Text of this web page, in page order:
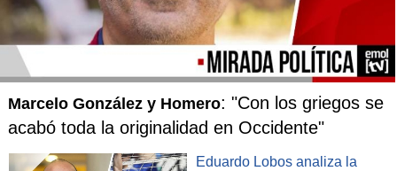
Marcelo González y Homero: "Con los griegos se
acabó toda la originalidad en Occidente"
Eduardo Lobos analiza la